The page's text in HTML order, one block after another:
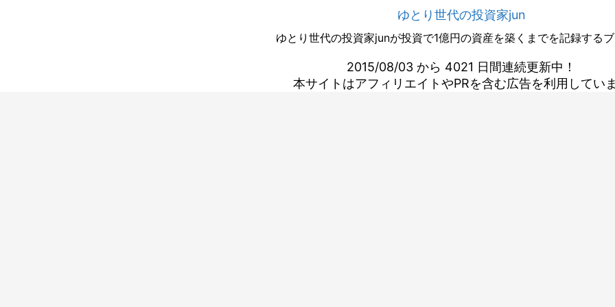
ゆとり世代の投資家jun
ゆとり世代の投資家junが投資で1億円の資産を築くまでを記録するブ
2015/08/03 から 4021 日間連続更新中！
本サイトはアフィリエイトやPRを含む広告を利用してい